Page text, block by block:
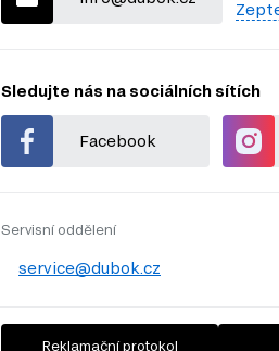
Sledujte nás na sociálních sítích
Facebook
Servisní oddělení
service@dubok.cz
Reklamační protokol